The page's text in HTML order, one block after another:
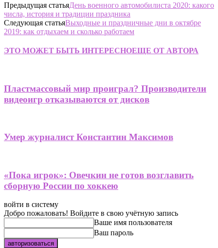
Предыдущая статьяДень военного автомобилиста 2020: какого
числа, история и традиции праздника
Следующая статьяВыходные и праздничные дни в октябре
2019: как отдыхаем и сколько работаем
ЭТО МОЖЕТ БЫТЬ ИНТЕРЕСНОЕЩЕ ОТ АВТОРА
Пластмассовый мир проиграл? Производители
видеоигр отказываются от дисков
Умер журналист Константин Максимов
«Пока игрок»: Овечкин не готов возглавить
сборную России по хоккею
войти в систему
Добро пожаловать! Войдите в свою учётную запись
Ваше имя пользователя
Ваш пароль